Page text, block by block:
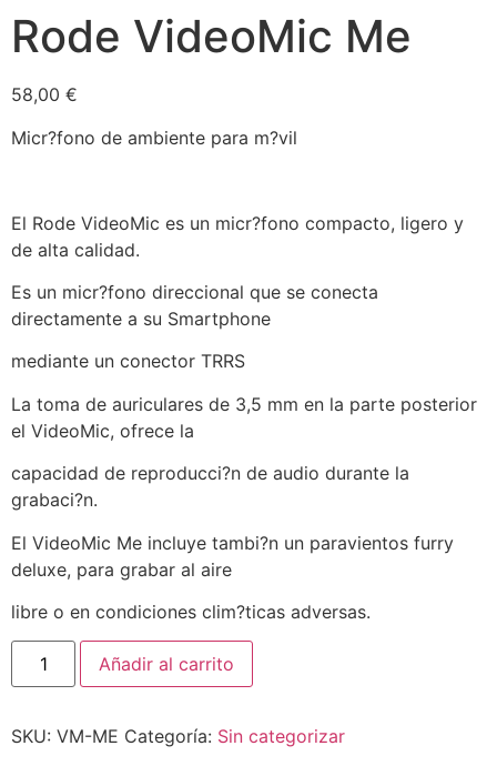
Rode VideoMic Me
58,00 €
Micr?fono de ambiente para m?vil
El Rode VideoMic es un micr?fono compacto, ligero y
de alta calidad.
Es un micr?fono direccional que se conecta
directamente a su Smartphone
mediante un conector TRRS
La toma de auriculares de 3,5 mm en la parte posterior
el VideoMic, ofrece la
capacidad de reproducci?n de audio durante la
grabaci?n.
El VideoMic Me incluye tambi?n un paravientos furry
deluxe, para grabar al aire
libre o en condiciones clim?ticas adversas.
Añadir al carrito
SKU: VM-ME Categoría: Sin categorizar